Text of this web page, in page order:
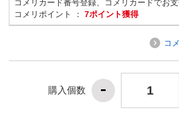
コメリカード番号登録、コメリカードでお
コメリポイント ： 7ポイント獲得
コ
購入個数